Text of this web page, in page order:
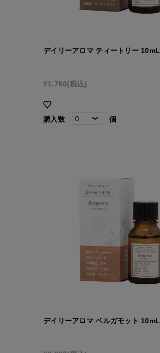
デイリーアロマ ティートリー 10mL
¥1,760(税込)
購入数 個
デイリーアロマ ベルガモット 10mL